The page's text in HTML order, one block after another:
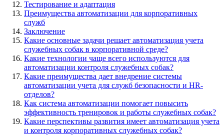
Тестирование и адаптация
Преимущества автоматизации для корпоративных
служб
Заключение
Какие основные задачи решает автоматизация учета
служебных собак в корпоративной среде?
Какие технологии чаще всего используются для
автоматизации контроля служебных собак?
Какие преимущества дает внедрение системы
автоматизации учета для служб безопасности и HR-
отделов?
Как система автоматизации помогает повысить
эффективность тренировок и работы служебных собак?
Какие перспективы развития имеет автоматизация учета
и контроля корпоративных служебных собак?